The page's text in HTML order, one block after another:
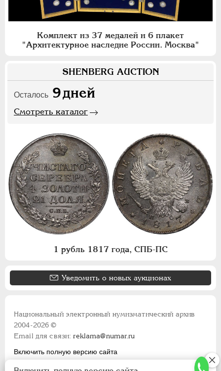
Комплект из 37 медалей и 6 плакет
"Архитектурное наследие России. Москва"
SHENBERG AUCTION
Осталось 9дней
Смотреть каталог
1 рубль 1817 года, СПБ-ПС
Уведомить о новых аукционах
Национальный электронный нумизматический архив
2004-2026 ©
Email для связи:reklama@numar.ru
Включить полную версию сайта